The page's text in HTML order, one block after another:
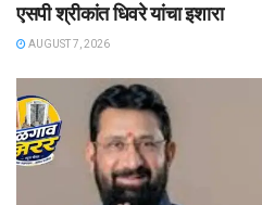
एसपी श्रीकांत धिवरे यांचा इशारा
AUGUST 7, 2026